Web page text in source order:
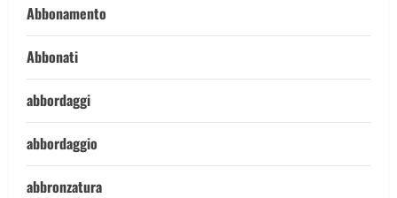
Abbonamento
Abbonati
abbordaggi
abbordaggio
abbronzatura